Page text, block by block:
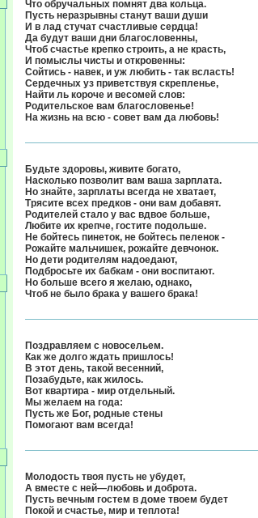
Что обручальных помнят два кольца.
Пусть неразрывны станут ваши души
И в лад стучат счастливые сердца!
Да будут ваши дни благословенны,
Чтоб счастье крепко строить, а не красть,
И помыслы чисты и откровенны:
Сойтись - навек, и уж любить - так всласть!
Сердечных уз приветствуя скрепленье,
Найти ль короче и весомей слов:
Родительское вам благословенье!
На жизнь на всю - совет вам да любовь!
Будьте здоровы, живите богато,
Насколько позволит вам ваша зарплата.
Но знайте, зарплаты всегда не хватает,
Трясите всех предков - они вам добавят.
Родителей стало у вас вдвое больше,
Любите их крепче, гостите подольше.
Не бойтесь пинеток, не бойтесь пеленок -
Рожайте мальчишек, рожайте девчонок.
Но дети родителям надоедают,
Подбросьте их бабкам - они воспитают.
Но больше всего я желаю, однако,
Чтоб не было брака у вашего брака!
Поздравляем с новосельем.
Как же долго ждать пришлось!
В этот день, такой весенний,
Позабудьте, как жилось.
Вот квартира - мир отдельный.
Мы желаем на года:
Пусть же Бог, родные стены
Помогают вам всегда!
Молодость твоя пусть не убудет,
А вместе с ней—любовь и доброта.
Пусть вечным гостем в доме твоем будет
Покой и счастье, мир и теплота!